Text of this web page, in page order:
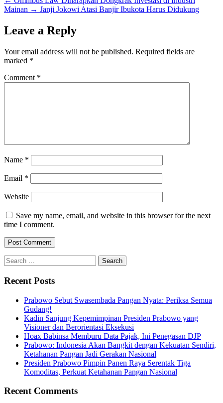
Mainan → Janji Jokowi Atasi Banjir Ibukota Harus Didukung
Leave a Reply
Your email address will not be published. Required fields are
marked *
Comment *
Name *
Email *
Website
Save my name, email, and website in this browser for the next
time I comment.
Search
for:
Recent Posts
Prabowo Sebut Swasembada Pangan Nyata: Periksa Semua
Gudang!
Kadin Sanjung Kepemimpinan Presiden Prabowo yang
Visioner dan Berorientasi Eksekusi
Hoax Babinsa Memburu Data Pajak, Ini Penegasan DJP
Prabowo: Indonesia Akan Bangkit dengan Kekuatan Sendiri,
Ketahanan Pangan Jadi Gerakan Nasional
Presiden Prabowo Pimpin Panen Raya Serentak Tiga
Komoditas, Perkuat Ketahanan Pangan Nasional
Recent Comments